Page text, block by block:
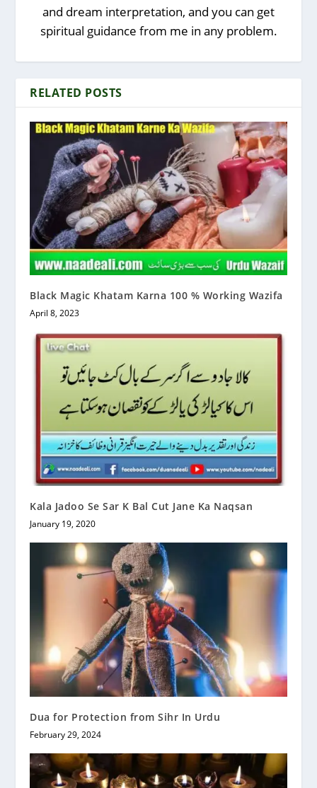
and dream interpretation, and you can get
spiritual guidance from me in any problem.
RELATED POSTS
Black Magic Khatam Karna 100 % Working Wazifa
April 8, 2023
Kala Jadoo Se Sar K Bal Cut Jane Ka Naqsan
January 19, 2020
Dua for Protection from Sihr In Urdu
February 29, 2024